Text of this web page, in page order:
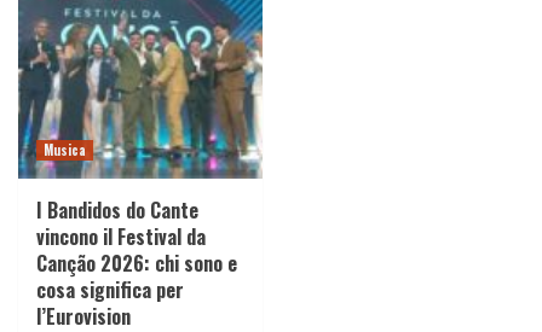
Musica
I Bandidos do Cante
vincono il Festival da
Canção 2026: chi sono e
cosa significa per
l’Eurovision